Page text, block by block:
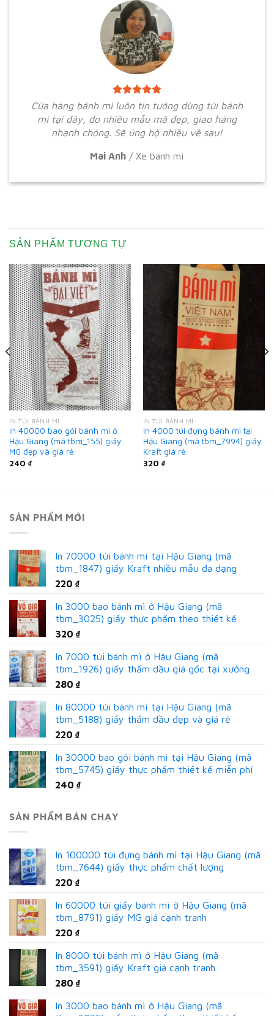
Cửa hàng bánh mì luôn tin tưởng dùng túi bánh
mì tại đây, do nhiều mẫu mã đẹp, giao hàng
nhanh chóng. Sẽ ủng hộ nhiều về sau!
Mai Anh / Xe bánh mì
SẢN PHẨM TƯƠNG TỰ
IN TÚI BÁNH MÌ
In 40000 bao gói bánh mì ở
Hậu Giang (mã tbm_155) giấy
MG đẹp và giá rẻ
240 ₫
IN TÚI BÁNH MÌ
In 4000 túi đựng bánh mì tại
Hậu Giang (mã tbm_7994) giấy
Kraft giá rẻ
320 ₫
SẢN PHẨM MỚI
In 70000 túi bánh mì tại Hậu Giang (mã
tbm_1847) giấy Kraft nhiều mẫu đa dạng
220 ₫
In 3000 bao bánh mì ở Hậu Giang (mã
tbm_3025) giấy thực phẩm theo thiết kế
320 ₫
In 7000 túi bánh mì ở Hậu Giang (mã
tbm_1926) giấy thấm dầu giá gốc tại xưởng
280 ₫
In 80000 túi bánh mì tại Hậu Giang (mã
tbm_5188) giấy thấm dầu đẹp và giá rẻ
220 ₫
In 30000 bao gói bánh mì tại Hậu Giang (mã
tbm_5745) giấy thực phẩm thiết kế miễn phí
240 ₫
SẢN PHẨM BÁN CHẠY
In 100000 túi đựng bánh mì tại Hậu Giang (mã
tbm_7644) giấy thực phẩm chất lượng
220 ₫
In 60000 túi giấy bánh mì ở Hậu Giang (mã
tbm_8791) giấy MG giá cạnh tranh
220 ₫
In 8000 túi bánh mì ở Hậu Giang (mã
tbm_3591) giấy Kraft giá cạnh tranh
280 ₫
In 3000 bao bánh mì ở Hậu Giang (mã